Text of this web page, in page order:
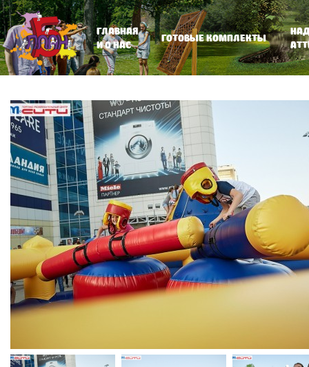
ГЛАВНАЯ
И О НАС
ГОТОВЫЕ КОМПЛЕКТЫ